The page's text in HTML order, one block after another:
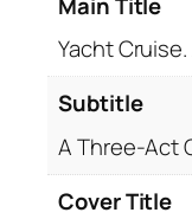
u
Yacht
Subtitle
A Three-Act
Cover Title